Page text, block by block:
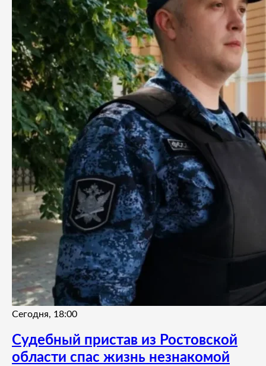
Сегодня, 18:00
Судебный пристав из Ростовской
области спас жизнь незнакомой